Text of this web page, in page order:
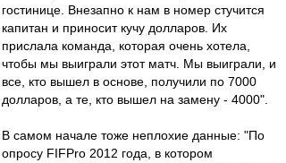
гостинице. Внезапно к нам в номер стучится
капитан и приносит кучу долларов. Их
прислала команда, которая очень хотела,
чтобы мы выиграли этот матч. Мы выиграли, и
все, кто вышел в основе, получили по 7000
долларов, а те, кто вышел на замену - 4000".
В самом начале тоже неплохие данные: "По
опросу FIFPro 2012 года, в котором